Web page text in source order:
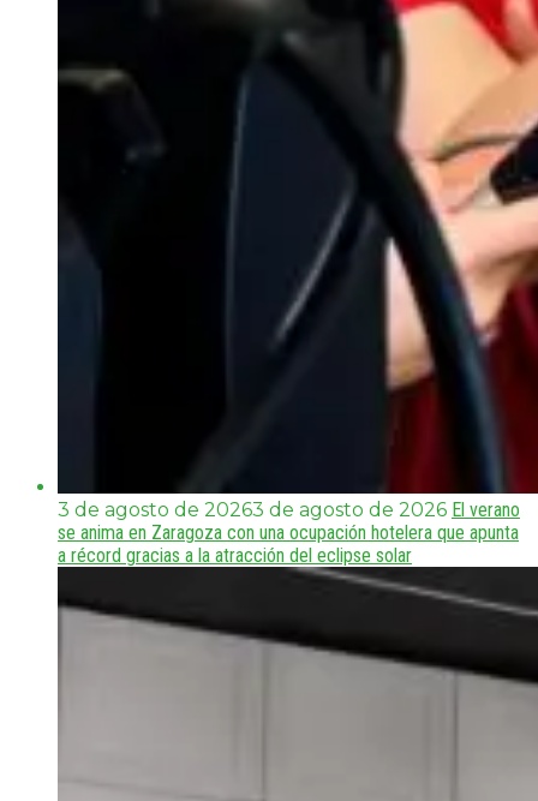
3 de agosto de 20263 de agosto de 2026 El verano
se anima en Zaragoza con una ocupación hotelera que apunta
a récord gracias a la atracción del eclipse solar